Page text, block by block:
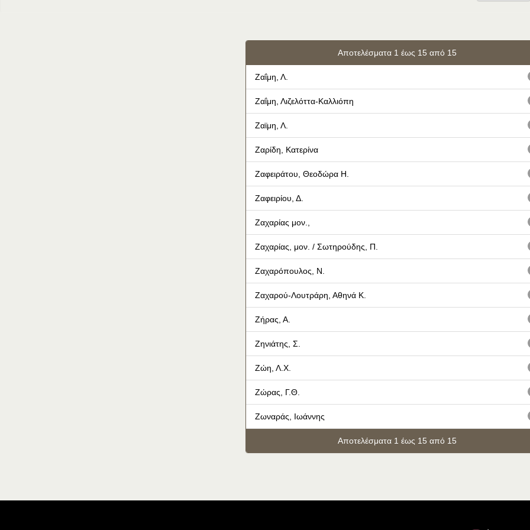
Αποτελέσματα 1 έως 15 από 15
Ζαΐμη, Λ.
Ζαΐμη, Λιζελόττα-Καλλιόπη
Ζαϊμη, Λ.
Ζαρίδη, Κατερίνα
Ζαφειράτου, Θεοδώρα Η.
Ζαφειρίου, Δ.
Ζαχαρίας μον.,
Ζαχαρίας, μον. / Σωτηρούδης, Π.
Ζαχαρόπουλος, Ν.
Ζαχαρού-Λουτράρη, Αθηνά Κ.
Ζήρας, Α.
Ζηνιάτης, Σ.
Ζώη, Λ.Χ.
Ζώρας, Γ.Θ.
Ζωναράς, Ιωάννης
Αποτελέσματα 1 έως 15 από 15